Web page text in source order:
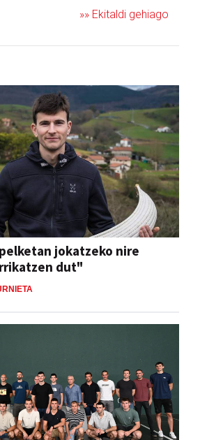
»» Ekitaldi gehiago
jokatzeko nire
dut"